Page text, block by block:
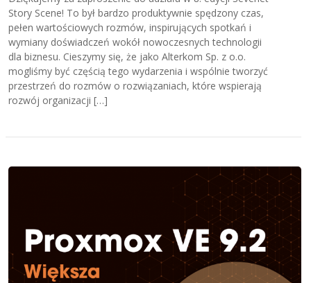
Story Scene! To był bardzo produktywnie spędzony czas,
pełen wartościowych rozmów, inspirujących spotkań i
wymiany doświadczeń wokół nowoczesnych technologii
dla biznesu. Cieszymy się, że jako Alterkom Sp. z o.o.
mogliśmy być częścią tego wydarzenia i wspólnie tworzyć
przestrzeń do rozmów o rozwiązaniach, które wspierają
rozwój organizacji […]